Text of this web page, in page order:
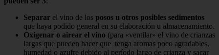
Separar el vino de los posos u otros posibles sedimentos
que haya podido general en su elaboración u almacenamiento.
Oxigenar o airear el vino (para «ventilar» el vino de crianzas
largas que pueden hacer que tenga aromas poco agradables,
humedad o azufre debido al período largo de crianza y sacar